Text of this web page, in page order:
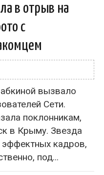
в отрыв на
с
вызвало
Сети.
поклонникам,
в Крыму. Звезда
эффектных кадров,
под...